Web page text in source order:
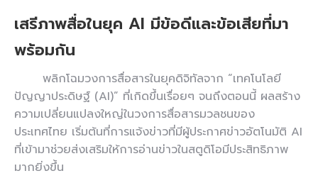
เสรีภาพสื่อในยุค AI มีข้อดีและข้อเสียที่มา
พร้อมกัน
พลิกโฉมวงการสื่อสารในยุคดิจิทัลจาก “เทคโนโลยี
ปัญญาประดิษฐ์ (AI)” ที่เกิดขึ้นเรื่อยๆ จนถึงตอนนี้ ผลสร้าง
ความเปลี่ยนแปลงใหญ่ในวงการสื่อสารมวลชนของ
ประเทศไทย เริ่มต้นที่การแจ้งข่าวที่มีผู้ประกาศข่าวอัตโนมัติ AI
ที่เข้ามาช่วยส่งเสริมให้การอ่านข่าวในสตูดิโอมีประสิทธิภาพ
มากยิ่งขึ้น